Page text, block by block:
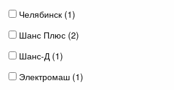
Челябинск (1)
Шанс Плюс (2)
Шанс-Д (1)
Электромаш (1)